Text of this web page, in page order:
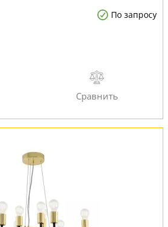
По запросу